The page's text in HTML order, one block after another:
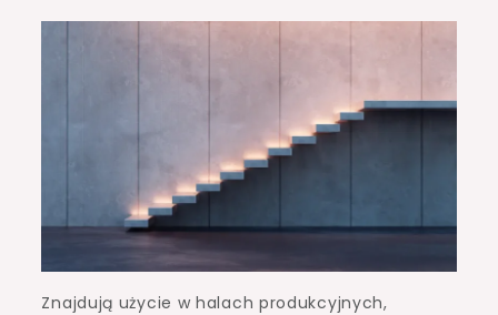
Znajdują użycie w halach produkcyjnych,